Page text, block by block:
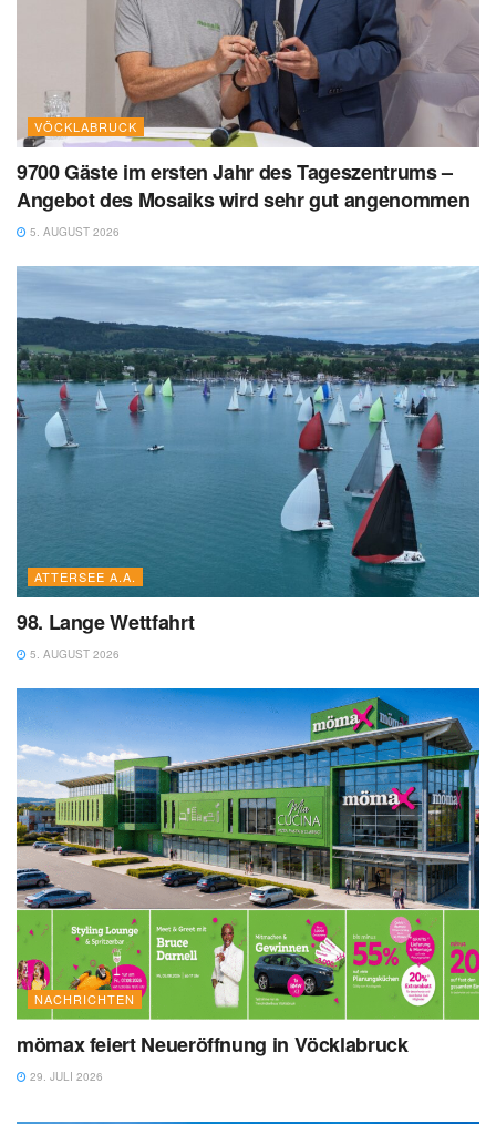
VÖCKLABRUCK
9700 Gäste im ersten Jahr des Tageszentrums –
Angebot des Mosaiks wird sehr gut angenommen
5. AUGUST 2026
ATTERSEE A.A.
98. Lange Wettfahrt
5. AUGUST 2026
NACHRICHTEN
mömax feiert Neueröffnung in Vöcklabruck
29. JULI 2026